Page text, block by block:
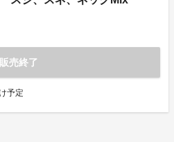
販売終了
予定